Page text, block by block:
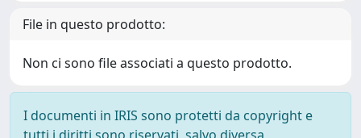
File in questo prodotto:
Non ci sono file associati a questo prodotto.
I documenti in IRIS sono protetti da copyright e